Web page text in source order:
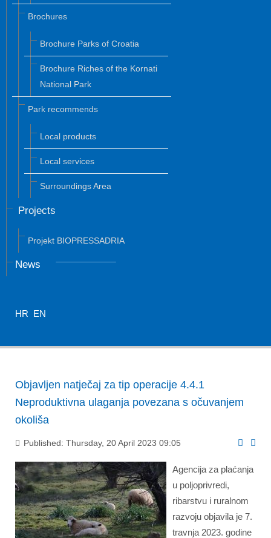
Brochures
Brochure Parks of Croatia
Brochure Riches of the Kornati
National Park
Park recommends
Local products
Local services
Surroundings Area
Projects
Projekt BIOPRESSADRIA
News
HR EN
Objavljen natječaj za tip operacije 4.4.1
Neproduktivna ulaganja povezana s očuvanjem
okoliša
Published: Thursday, 20 April 2023 09:05
Agencija za plaćanja
u poljoprivredi,
ribarstvu i ruralnom
razvoju objavila je 7.
travnja 2023. godine